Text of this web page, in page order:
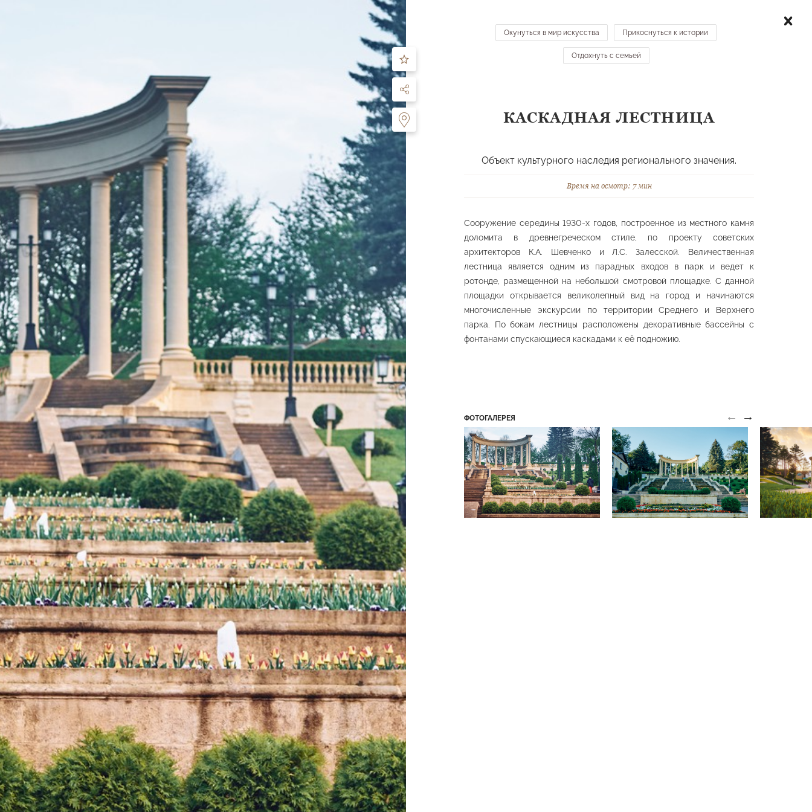
МАРШРУТЫ
по направлению: все направления
Фильтры
Здания, сооружения Ландшафтные планировки
Водные объекты Фонтаны Спортивные сооружения
Визит-центр
Нижний парк
Каскадная лестница
Средний парк
Каскадные бассейны
со скульптурами
Нижний парк
Колоннада
Ландшафтная
планировка «Долина
роз»
Средний парк
Лермонтовская
площадка Бюст М.Ю.
Лермонтова
Нижний парк
Нарзанная галерея
Нижний парк
Павильон «Красное
солнышко»
Верхний парк
«Стеклянная струя» и
«Зеркальный пруд»
Нижний парк
ПОКАЗАТЬ ЕЩЕ
Окунуться в мир искусства Прикоснуться к истории
Отдохнуть с семьей
КАСКАДНАЯ ЛЕСТНИЦА
Объект культурного наследия регионального значения.
Время на осмотр: 7 мин
Сооружение середины 1930-х годов, построенное из местного камня
доломита в древнегреческом стиле, по проекту советских
архитекторов К.А. Шевченко и Л.С. Залесской. Величественная
лестница является одним из парадных входов в парк и ведет к
ротонде, размещенной на небольшой смотровой площадке. С данной
площадки открывается великолепный вид на город и начинаются
многочисленные экскурсии по территории Среднего и Верхнего
парка. По бокам лестницы расположены декоративные бассейны с
фонтанами спускающиеся каскадами к её подножию.
ФОТОГАЛЕРЕЯ ← →
Официальная информация
Правила парка
Контакты
ВОПРОСЫ ОТВЕТЫ
НОВОСТИ
ПОСЕТИТЕЛЯМ
Где остановиться